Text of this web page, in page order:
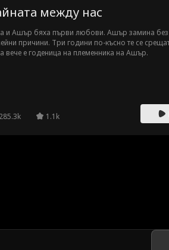
между нас
и Ашър бяха първи любови. Ашър замина
причини. Три години по-късно те се
вече е годеница на племенника на Ашър.
285.3k 1.1k